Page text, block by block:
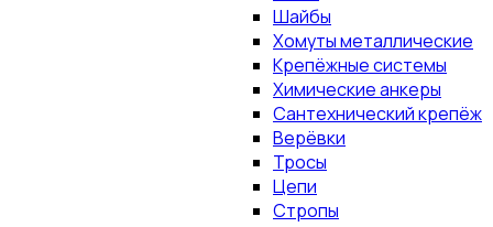
Шайбы
Хомуты металлические
Крепёжные системы
Химические анкеры
Сантехнический крепёж
Верёвки
Тросы
Цепи
Стропы